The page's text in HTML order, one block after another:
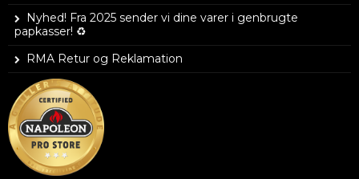
Nyhed! Fra 2025 sender vi dine varer i genbrugte
papkasser! ♻️
RMA Retur og Reklamation